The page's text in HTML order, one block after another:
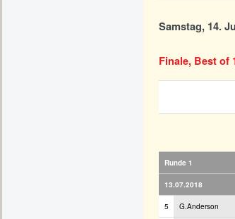
Samstag, 14.
Finale, Best of
Runde 1
13.07.2018
5 G.Anderson